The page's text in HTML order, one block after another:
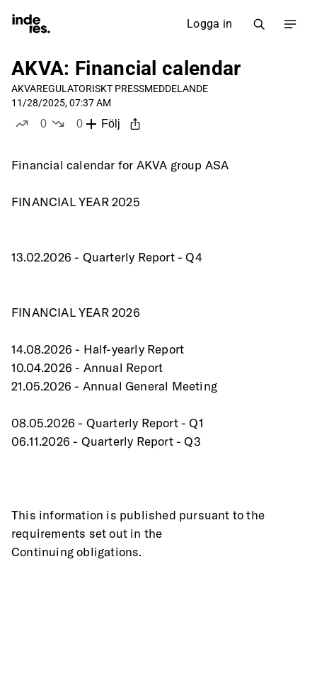
Logga in
AKVA: Financial calendar
AKVAREGULATORISKT PRESSMEDDELANDE
11/28/2025, 07:37 AM
0
0
Följ
Financial calendar for AKVA group ASA
FINANCIAL YEAR 2025
13.02.2026 - Quarterly Report - Q4
FINANCIAL YEAR 2026
14.08.2026 - Half-yearly Report
10.04.2026 - Annual Report
21.05.2026 - Annual General Meeting
08.05.2026 - Quarterly Report - Q1
06.11.2026 - Quarterly Report - Q3
This information is published pursuant to the
requirements set out in the
Continuing obligations.